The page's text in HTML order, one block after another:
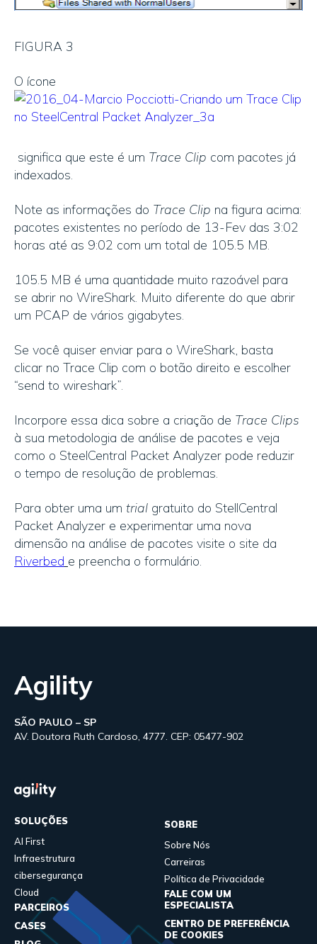
FIGURA 3
O ícone
significa que este é um Trace Clip com pacotes já
indexados.
Note as informações do Trace Clip na figura acima:
pacotes existentes no período de 13-Fev das 3:02
horas até as 9:02 com um total de 105.5 MB.
105.5 MB é uma quantidade muito razoável para
se abrir no WireShark. Muito diferente do que abrir
um PCAP de vários gigabytes.
Se você quiser enviar para o WireShark, basta
clicar no Trace Clip com o botão direito e escolher
“send to wireshark”.
Incorpore essa dica sobre a criação de Trace Clips
à sua metodologia de análise de pacotes e veja
como o SteelCentral Packet Analyzer pode reduzir
o tempo de resolução de problemas.
Para obter uma um trial gratuito do StellCentral
Packet Analyzer e experimentar uma nova
dimensão na análise de pacotes visite o site da
Riverbed e preencha o formulário.
Agility
SÃO PAULO – SP
AV. Doutora Ruth Cardoso, 4777. CEP: 05477-902
SOLUÇÕES
AI First
Infraestrutura
cibersegurança
Cloud
PARCEIROS
CASES
SOBRE
Sobre Nós
Carreiras
Política de Privacidade
FALE COM UM
ESPECIALISTA
CENTRO DE PREFERÊNCIA
DE COOKIES